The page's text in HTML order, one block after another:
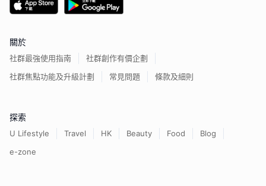
關於
社群最強使用指南
社群創作有價企劃
社群焦點功能及升級計劃
常見問題 條款及細則
探索
U Lifestyle Travel HK Beauty Food
Blog
e-zone